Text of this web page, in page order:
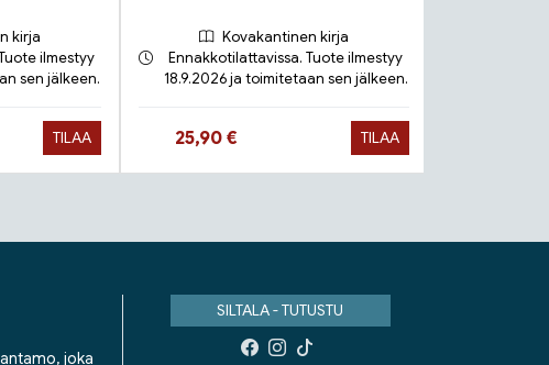
kirja
ilmestyy
sen jälkeen.
TILAA
Kovakantinen kirja
Ennakkotilattavissa. Tuote ilmestyy
18.9.2026 ja toimitetaan sen jälkeen.
Hinta nyt
25,90 € TILAA
joka
SILTALA - TUTUSTU